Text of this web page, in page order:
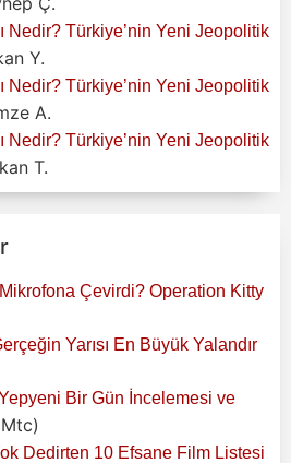
Nedir? Türkiye’nin Yeni Jeopolitik
Y.
Nedir? Türkiye’nin Yeni Jeopolitik
A.
Nedir? Türkiye’nin Yeni Jeopolitik
T.
Çevirdi? Operation Kitty
Yarısı En Büyük Yalandır
Bir Gün İncelemesi ve
Dedirten 10 Efsane Film Listesi